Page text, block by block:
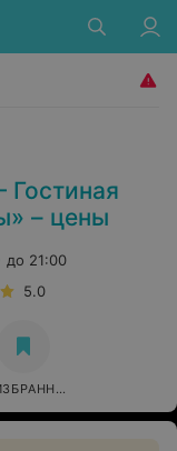
Гостиная
– цены
до 21:00
5.0